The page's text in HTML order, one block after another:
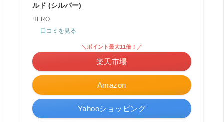
ルド (シルバー)
HERO
口コミを見る
Amazon
＼ポイント最大11倍！／
楽天市場
Yahooショッピング